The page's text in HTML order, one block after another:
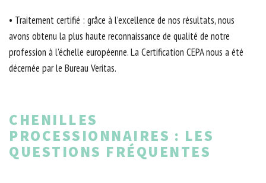
• Traitement certifié : grâce à l’excellence de nos résultats, nous
avons obtenu la plus haute reconnaissance de qualité de notre
profession à l’échelle européenne. La Certification CEPA nous a été
décernée par le Bureau Veritas.
CHENILLES
PROCESSIONNAIRES : LES
QUESTIONS FRÉQUENTES